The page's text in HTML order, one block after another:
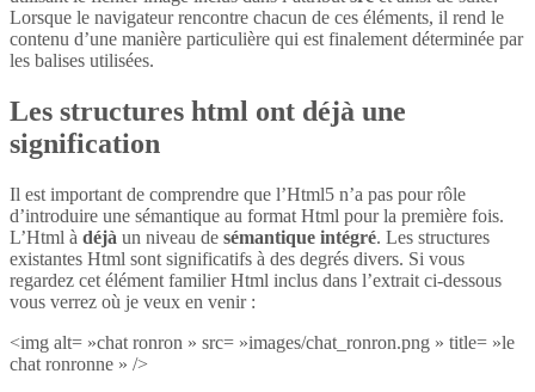
Lorsque le navigateur rencontre chacun de ces éléments, il rend le
contenu d’une manière particulière qui est finalement déterminée par
les balises utilisées.
Les structures html ont déjà une
signification
Il est important de comprendre que l’Html5 n’a pas pour rôle
d’introduire une sémantique au format Html pour la première fois.
L’Html à déjà un niveau de sémantique intégré. Les structures
existantes Html sont significatifs à des degrés divers. Si vous
regardez cet élément familier Html inclus dans l’extrait ci-dessous
vous verrez où je veux en venir :
<img alt= »chat ronron » src= »images/chat_ronron.png » title= »le
chat ronronne » />